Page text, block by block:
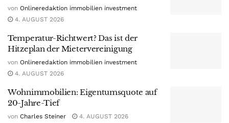
von Onlineredaktion immobilien investment
4. AUGUST 2026
Temperatur-Richtwert? Das ist der
Hitzeplan der Mietervereinigung
von Onlineredaktion immobilien investment
4. AUGUST 2026
Wohnimmobilien: Eigentumsquote auf
20-Jahre-Tief
von Charles Steiner 4. AUGUST 2026